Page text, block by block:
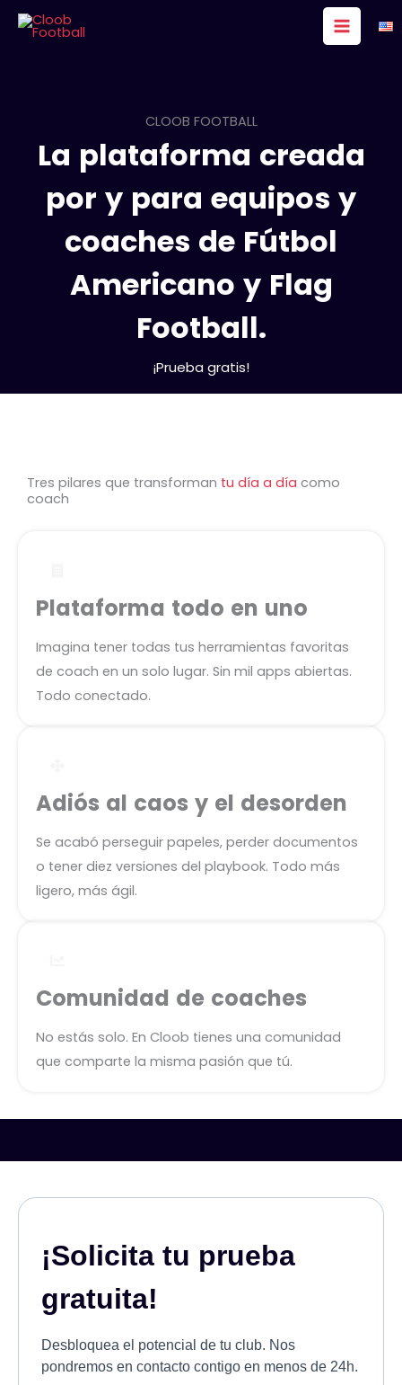
CLOOB FOOTBALL
La plataforma creada
por y para equipos y
coaches de Fútbol
Americano y Flag
Football.
¡Prueba gratis!
Tres pilares que transforman tu día a día como
coach
Plataforma todo en uno
Imagina tener todas tus herramientas favoritas
de coach en un solo lugar. Sin mil apps abiertas.
Todo conectado.
Adiós al caos y el desorden
Se acabó perseguir papeles, perder documentos
o tener diez versiones del playbook. Todo más
ligero, más ágil.
Comunidad de coaches
No estás solo. En Cloob tienes una comunidad
que comparte la misma pasión que tú.